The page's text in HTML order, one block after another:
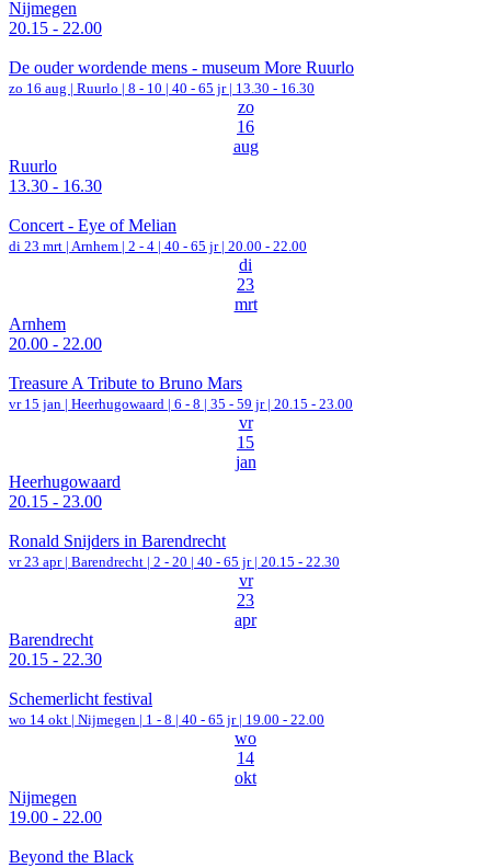
Nijmegen
20.15 - 22.00
De ouder wordende mens - museum More Ruurlo
zo 16 aug | Ruurlo | 8 - 10 | 40 - 65 jr | 13.30 - 16.30
zo
16
aug
Ruurlo
13.30 - 16.30
Concert - Eye of Melian
di 23 mrt | Arnhem | 2 - 4 | 40 - 65 jr | 20.00 - 22.00
di
23
mrt
Arnhem
20.00 - 22.00
Treasure A Tribute to Bruno Mars
vr 15 jan | Heerhugowaard | 6 - 8 | 35 - 59 jr | 20.15 - 23.00
vr
15
jan
Heerhugowaard
20.15 - 23.00
Ronald Snijders in Barendrecht
vr 23 apr | Barendrecht | 2 - 20 | 40 - 65 jr | 20.15 - 22.30
vr
23
apr
Barendrecht
20.15 - 22.30
Schemerlicht festival
wo 14 okt | Nijmegen | 1 - 8 | 40 - 65 jr | 19.00 - 22.00
wo
14
okt
Nijmegen
19.00 - 22.00
Beyond the Black